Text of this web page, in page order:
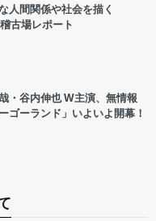
人間関係や社会を描く
古場レポート
・谷内伸也 W主演、無情報
ゴーランド」いよいよ開幕！